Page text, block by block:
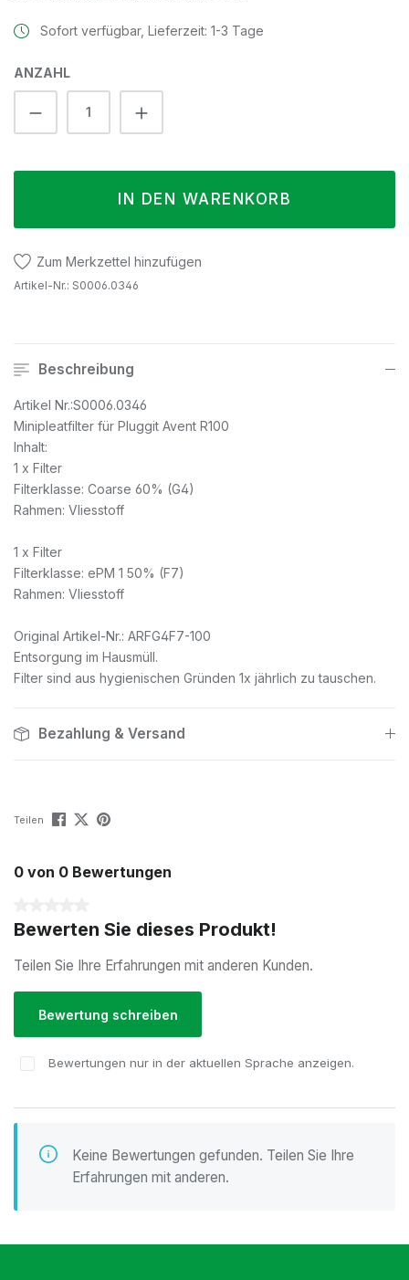
Sofort verfügbar, Lieferzeit: 1-3 Tage
ANZAHL
Produkt Anzahl: Gib den gewünschten
IN DEN WARENKORB
Zum Merkzettel hinzufügen
Artikel-Nr.: S0006.0346
Beschreibung
Artikel Nr.:S0006.0346
Minipleatfilter für Pluggit Avent R100
Inhalt:
1 x Filter
Filterklasse: Coarse 60% (G4)
Rahmen: Vliesstoff
1 x Filter
Filterklasse: ePM 1 50% (F7)
Rahmen: Vliesstoff
Original Artikel-Nr.: ARFG4F7-100
Entsorgung im Hausmüll.
Filter sind aus hygienischen Gründen 1x jährlich zu tauschen.
Bezahlung & Versand
Teilen
0 von 0 Bewertungen
Bewerten Sie dieses Produkt!
Teilen Sie Ihre Erfahrungen mit anderen Kunden.
Bewertung schreiben
Bewertungen nur in der aktuellen Sprache anzeigen.
Keine Bewertungen gefunden. Teilen Sie Ihre
Erfahrungen mit anderen.